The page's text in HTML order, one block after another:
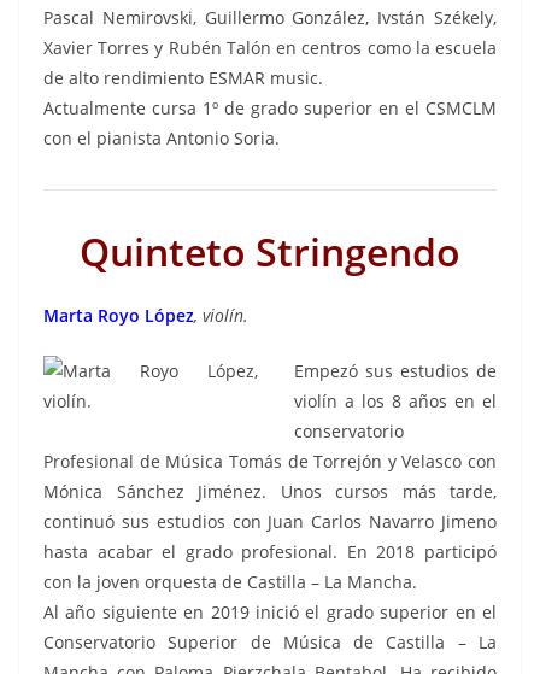
Pascal Nemirovski, Guillermo González, Ivstán Székely,
Xavier Torres y Rubén Talón en centros como la escuela
de alto rendimiento ESMAR music.
Actualmente cursa 1º de grado superior en el CSMCLM
con el pianista Antonio Soria.
Quinteto Stringendo
Marta Royo López, violín.
Empezó sus estudios de
violín a los 8 años en el
conservatorio
Profesional de Música Tomás de Torrejón y Velasco con
Mónica Sánchez Jiménez. Unos cursos más tarde,
continuó sus estudios con Juan Carlos Navarro Jimeno
hasta acabar el grado profesional. En 2018 participó
con la joven orquesta de Castilla – La Mancha.
Al año siguiente en 2019 inició el grado superior en el
Conservatorio Superior de Música de Castilla – La